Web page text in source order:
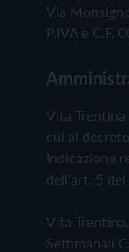
Via
P.IVA e C.F.
Vita
cui al
Indicazione
dell'art. 5 del
Vita
Settimanali